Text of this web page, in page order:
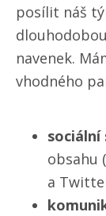
posílit náš
navenek.
vhodného
sociální
obsahu
a